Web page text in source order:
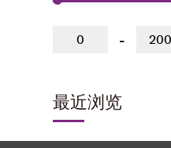
-
最近浏览